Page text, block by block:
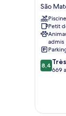
Business
Hotel
São
Mateus
São
Piscine
Petit
admis
8.4
sur
8,4
669